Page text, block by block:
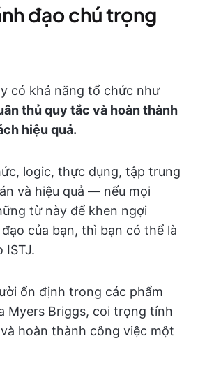
đạo chú trọng
có khả năng tổ chức như
thủ quy tắc và hoàn thành
hiệu quả.
logic, thực dụng, tập trung
và hiệu quả — nếu mọi
từ này để khen ngợi
của bạn, thì bạn có thể là
ISTJ.
ổn định trong các phẩm
Myers Briggs, coi trọng tính
hoàn thành công việc một